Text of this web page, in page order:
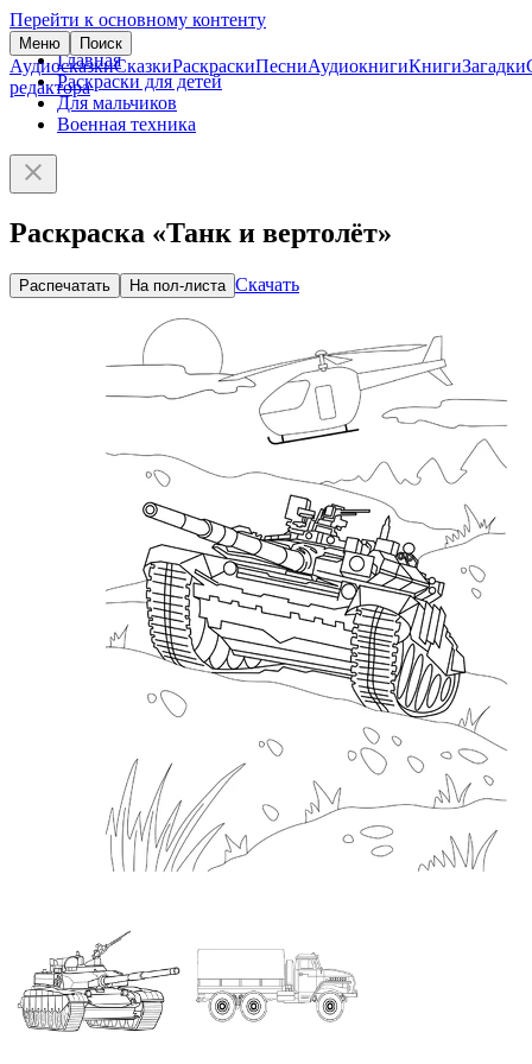
Перейти к основному контенту
Меню Поиск
АудиосказкиСказкиРаскраскиПесниАудиокнигиКнигиЗагадки
редактора
Главная
Раскраски для детей
Для мальчиков
Военная техника
Раскраска «Танк и вертолёт»
Распечатать На пол-листа Скачать